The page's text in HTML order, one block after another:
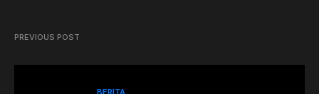
PREVIOUS POST